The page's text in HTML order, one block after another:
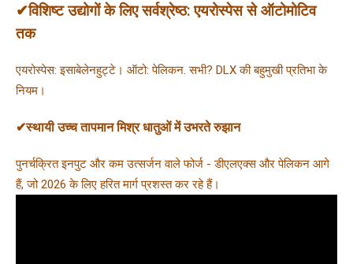
✔विशिष्ट उद्योगों के लिए सर्वश्रेष्ठ: एयरोस्पेस से ऑटोमोटिव
तक
एयरोस्पेस: इसाबेलेनहुट्टे। ऑटो: पेलिकन. सभी? DLX की बहुमुखी प्रतिभा के
नियम।
✔स्थायी उच्च तापमान मिश्र धातुओं में उभरते रुझान
पुनर्चक्रित इनपुट और कम उत्सर्जन वाले फोर्ज - डीएलएक्स और पेलिकन आगे
हैं, जो 2026 के लिए हरित मार्ग प्रशस्त कर रहे हैं।